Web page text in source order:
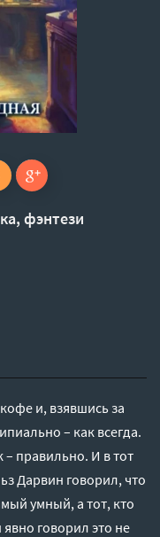
фэнтези
и, взявшись за
– как всегда.
– правильно. И в тот
Дарвин говорил, что
умный, а тот, кто
говорил это не